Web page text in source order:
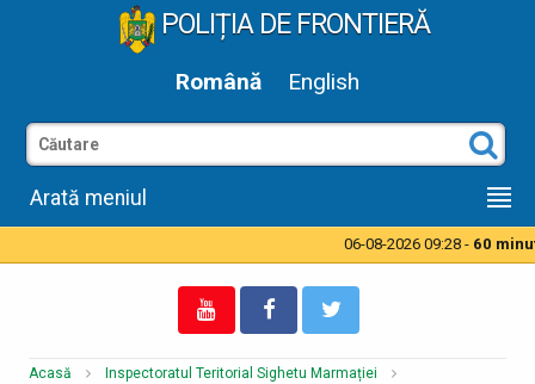
POLIȚIA DE FRONTIERĂ
Română English
Arată meniul
06-08-2026 09:28 -60
Acasă
Inspectoratul Teritorial Sighetu Marmației